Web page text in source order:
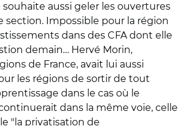
aussi geler les ouvertures
section. Impossible pour la région
dans des CFA dont elle
demain… Hervé Morin,
de France, avait lui aussi
les régions de sortir de tout
dans le cas où le
dans la même voie, celle
"la privatisation de